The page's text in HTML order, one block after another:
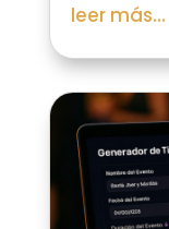
leer más...